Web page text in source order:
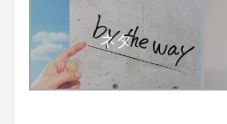
ネタ